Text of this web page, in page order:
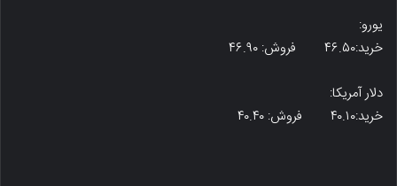
یورو:
خرید:۴۶.۵۰ فروش: ۴۶.۹۰
دلار آمریکا:
خرید:۴۰.۱۰ فروش: ۴۰.۴۰